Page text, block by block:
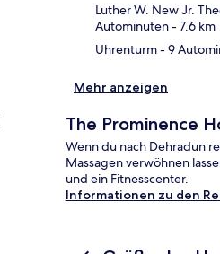
Luther W. New Jr.
Autominuten- 7.6 km
Uhrenturm- 9
Mehr anzeigen
The Prominence
Wenn du nach Dehradun
Massagen verwöhnen
und ein Fitnesscenter.
Informationen zu den